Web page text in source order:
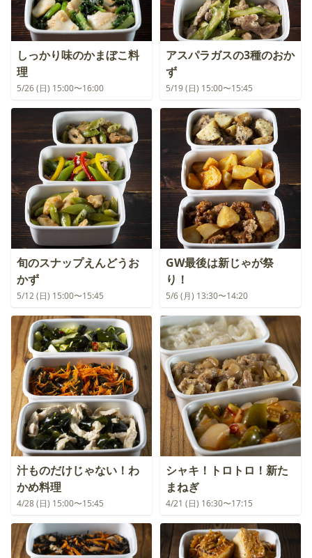
しっかり味のかまぼこ料
理
5/26 (日) 15:00〜16:00
アスパラガスの3種のおか
ず
5/19 (日) 15:00〜15:45
旬のスナップえんどうお
かず
5/12 (日) 15:00〜15:45
GW最後は新じゃが祭
り！
5/6 (月) 13:30〜14:20
汁ものだけじゃない！わ
かめ料理
4/28 (日) 15:00〜15:45
シャキ！トロトロ！新た
まねぎ
4/21 (日) 16:30〜17:15